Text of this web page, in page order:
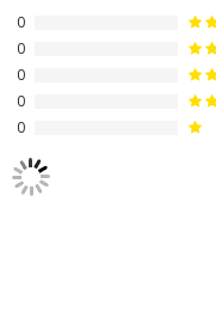
0
0
0
0
0